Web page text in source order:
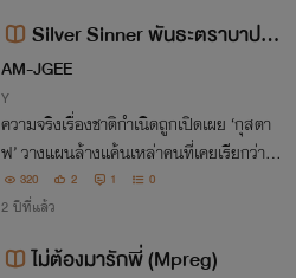
Silver Sinner พันธะตราบาปสีเ
งิน [ YAOI/ Mpreg ]
AM-JGEE
Y
ความจริงเรื่องชาติกำเนิดถูกเปิดเผย ‘กุสตา
ฟ’ วางแผนล้างแค้นเหล่าคนที่เคยเรียกว่าคร
อบครัว เขาจึงตอบรับสัญญาหมั้นหมายของ
‘ซาร์ฌองต์’ แม่พันธุ์ประหลาด ที่ซุกซ่อนควา
มลับบางอย่างในอดีตเอาไว้
320 2 1 0
2 ปีที่แล้ว
ไม่ต้องมารักพี่ (Mpreg)